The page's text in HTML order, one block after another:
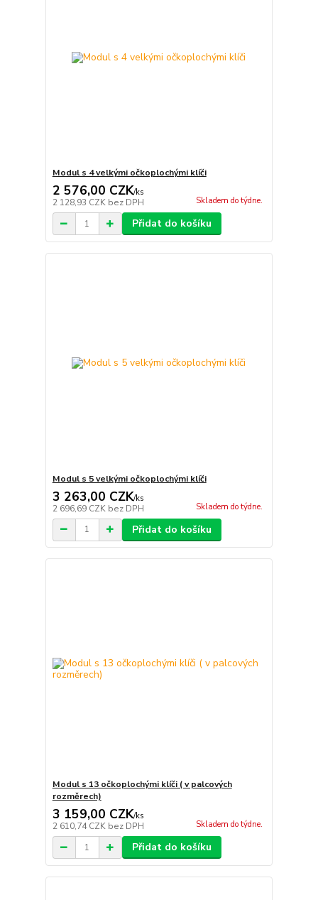
Modul s 4 velkými očkoplochými klíči
2 576,00 CZK/ks
2 128,93 CZK bez DPH Skladem do týdne.
Přidat do košíku
Modul s 5 velkými očkoplochými klíči
3 263,00 CZK/ks
2 696,69 CZK bez DPH Skladem do týdne.
Přidat do košíku
Modul s 13 očkoplochými klíči ( v palcových
rozměrech)
3 159,00 CZK/ks
2 610,74 CZK bez DPH Skladem do týdne.
Přidat do košíku